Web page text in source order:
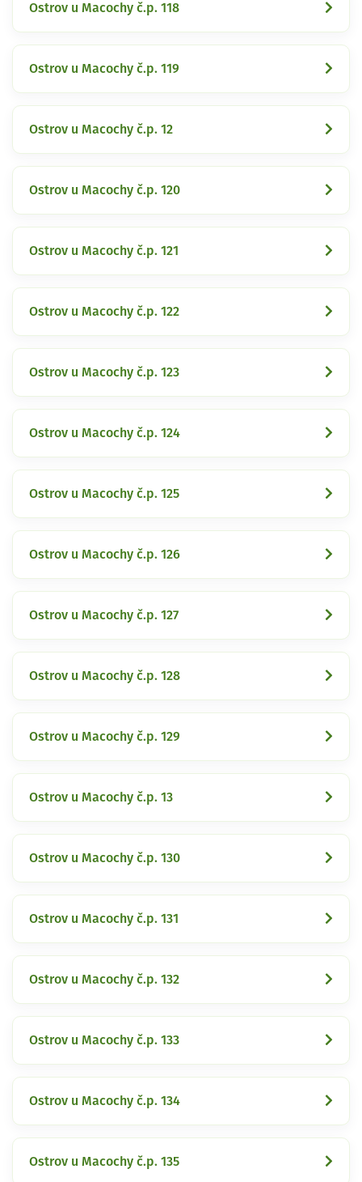
Ostrov u Macochy č.p. 118
Ostrov u Macochy č.p. 119
Ostrov u Macochy č.p. 12
Ostrov u Macochy č.p. 120
Ostrov u Macochy č.p. 121
Ostrov u Macochy č.p. 122
Ostrov u Macochy č.p. 123
Ostrov u Macochy č.p. 124
Ostrov u Macochy č.p. 125
Ostrov u Macochy č.p. 126
Ostrov u Macochy č.p. 127
Ostrov u Macochy č.p. 128
Ostrov u Macochy č.p. 129
Ostrov u Macochy č.p. 13
Ostrov u Macochy č.p. 130
Ostrov u Macochy č.p. 131
Ostrov u Macochy č.p. 132
Ostrov u Macochy č.p. 133
Ostrov u Macochy č.p. 134
Ostrov u Macochy č.p. 135